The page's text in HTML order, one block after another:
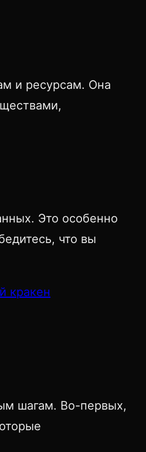
и ресурсам. Она
Это особенно
что вы
кракен
шагам. Во-первых,